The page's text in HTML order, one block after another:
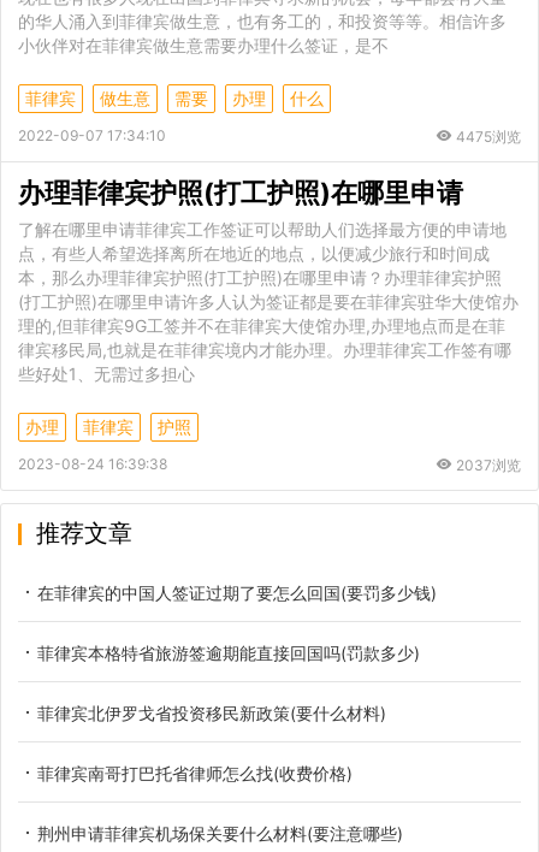
的华人涌入到菲律宾做生意，也有务工的，和投资等等。相信许多
小伙伴对在菲律宾做生意需要办理什么签证，是不
菲律宾 做生意 需要 办理 什么
2022-09-07 17:34:10 4475浏览
办理菲律宾护照(打工护照)在哪里申请
了解在哪里申请菲律宾工作签证可以帮助人们选择最方便的申请地
点，有些人希望选择离所在地近的地点，以便减少旅行和时间成
本，那么办理菲律宾护照(打工护照)在哪里申请？办理菲律宾护照
(打工护照)在哪里申请许多人认为签证都是要在菲律宾驻华大使馆办
理的,但菲律宾9G工签并不在菲律宾大使馆办理,办理地点而是在菲
律宾移民局,也就是在菲律宾境内才能办理。办理菲律宾工作签有哪
些好处1、无需过多担心
办理 菲律宾 护照
2023-08-24 16:39:38 2037浏览
推荐文章
在菲律宾的中国人签证过期了要怎么回国(要罚多少钱)
菲律宾本格特省旅游签逾期能直接回国吗(罚款多少)
菲律宾北伊罗戈省投资移民新政策(要什么材料)
菲律宾南哥打巴托省律师怎么找(收费价格)
荆州申请菲律宾机场保关要什么材料(要注意哪些)